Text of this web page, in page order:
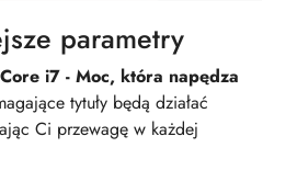
parametry
i7 - Moc, która napędza
tytuły będą działać
Ci przewagę w każdej